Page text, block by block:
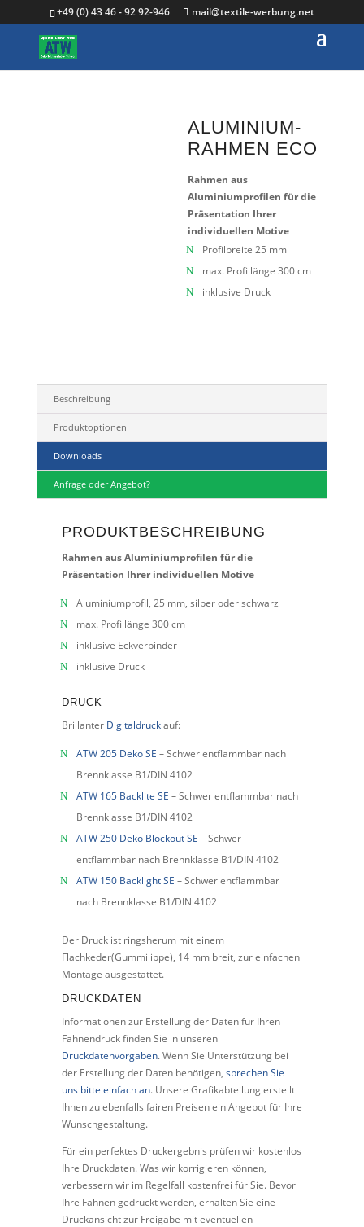
+49 (0) 43 46 - 92 92-946 mail@textile-werbung.net
ALUMINIUM-
RAHMEN ECO
Rahmen aus
Aluminiumprofilen für die
Präsentation Ihrer
individuellen Motive
Profilbreite 25 mm
max. Profillänge 300 cm
inklusive Druck
Beschreibung
Produktoptionen
Downloads
Anfrage oder Angebot?
PRODUKTBESCHREIBUNG
Rahmen aus Aluminiumprofilen für die
Präsentation Ihrer individuellen Motive
Aluminiumprofil, 25 mm, silber oder schwarz
max. Profillänge 300 cm
inklusive Eckverbinder
inklusive Druck
DRUCK
Brillanter Digitaldruckauf:
ATW 205 Deko SE – Schwer entflammbar nach
Brennklasse B1/DIN 4102
ATW 165 Backlite SE – Schwer entflammbar nach
Brennklasse B1/DIN 4102
ATW 250 Deko Blockout SE – Schwer
entflammbar nach Brennklasse B1/DIN 4102
ATW 150 Backlight SE – Schwer entflammbar
nach Brennklasse B1/DIN 4102
Der Druck ist ringsherum mit einem
Flachkeder(Gummilippe), 14 mm breit, zur einfachen
Montage ausgestattet.
DRUCKDATEN
Informationen zur Erstellung der Daten für Ihren
Fahnendruck finden Sie in unseren
Druckdatenvorgaben. Wenn Sie Unterstützung bei
der Erstellung der Daten benötigen, sprechen Sie
uns bitte einfach an. Unsere Grafikabteilung erstellt
Ihnen zu ebenfalls fairen Preisen ein Angebot für Ihre
Wunschgestaltung.
Für ein perfektes Druckergebnis prüfen wir kostenlos
Ihre Druckdaten. Was wir korrigieren können,
verbessern wir im Regelfall kostenfrei für Sie. Bevor
Ihre Fahnen gedruckt werden, erhalten Sie eine
Druckansicht zur Freigabe mit eventuellen